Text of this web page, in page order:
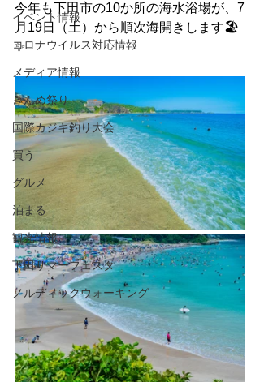
イベント情報
コロナウイルス対応情報
メディア情報
きんめ祭り
国際カジキ釣り大会
買う
グルメ
泊まる
観光情報
下田サマーフェスタ
ノルディックウォーキング
今年も下田市の10か所の海水浴場が、7
月19日（土）から順次海開きします🏖️
✨